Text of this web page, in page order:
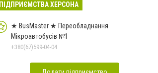
ПІДПРИЄМСТВА ХЕРСОНА
★ BusMaster ★ Переобладнання
Мікроавтобусів №1
+380(67)599-04-04